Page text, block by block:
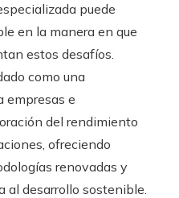
puede
en la manera en que
estos desafíos.
como una
empresas e
del rendimiento
ofreciendo
renovadas y
al desarrollo sostenible.